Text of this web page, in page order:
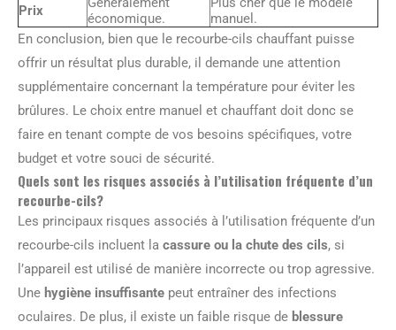
Prix
économique.
manuel.
En conclusion, bien que le recourbe-cils chauffant puisse
offrir un résultat plus durable, il demande une attention
supplémentaire concernant la température pour éviter les
brûlures. Le choix entre manuel et chauffant doit donc se
faire en tenant compte de vos besoins spécifiques, votre
budget et votre souci de sécurité.
Quels sont les risques associés à l’utilisation fréquente d’un
recourbe-cils?
Les principaux risques associés à l’utilisation fréquente d’un
recourbe-cils incluent la cassure ou la chute des cils, si
l’appareil est utilisé de manière incorrecte ou trop agressive.
Une hygiène insuffisante peut entraîner des infections
oculaires. De plus, il existe un faible risque de blessure